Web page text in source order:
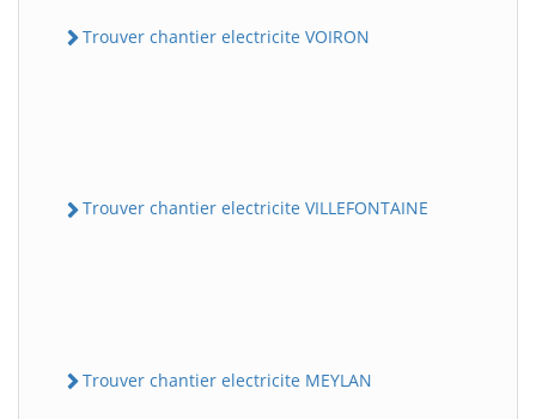
Trouver chantier electricite VOIRON
Trouver chantier electricite VILLEFONTAINE
Trouver chantier electricite MEYLAN